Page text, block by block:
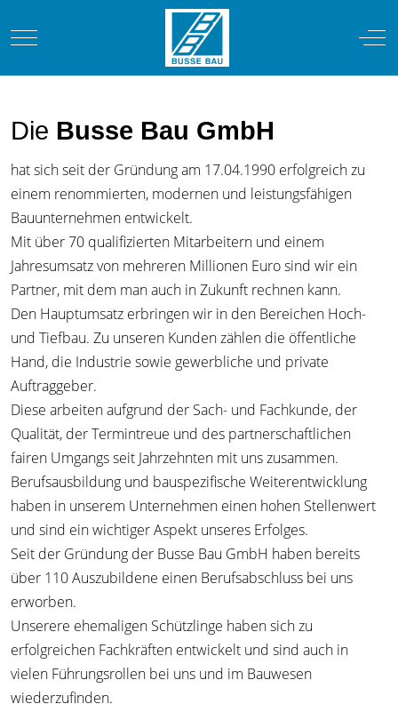
Mobile Menu Toggle Off-
Die Busse Bau GmbH
hat sich seit der Gründung am 17.04.1990 erfolgreich zu
einem renommierten, modernen und leistungsfähigen
Bauunternehmen entwickelt.
Mit über 70 qualifizierten Mitarbeitern und einem
Jahresumsatz von mehreren Millionen Euro sind wir ein
Partner, mit dem man auch in Zukunft rechnen kann.
Den Hauptumsatz erbringen wir in den Bereichen Hoch-
und Tiefbau. Zu unseren Kunden zählen die öffentliche
Hand, die Industrie sowie gewerbliche und private
Auftraggeber.
Diese arbeiten aufgrund der Sach- und Fachkunde, der
Qualität, der Termintreue und des partnerschaftlichen
fairen Umgangs seit Jahrzehnten mit uns zusammen.
Berufsausbildung und bauspezifische Weiterentwicklung
haben in unserem Unternehmen einen hohen Stellenwert
und sind ein wichtiger Aspekt unseres Erfolges.
Seit der Gründung der Busse Bau GmbH haben bereits
über 110 Auszubildene einen Berufsabschluss bei uns
erworben.
Unserere ehemaligen Schützlinge haben sich zu
erfolgreichen Fachkräften entwickelt und sind auch in
vielen Führungsrollen bei uns und im Bauwesen
wiederzufinden.